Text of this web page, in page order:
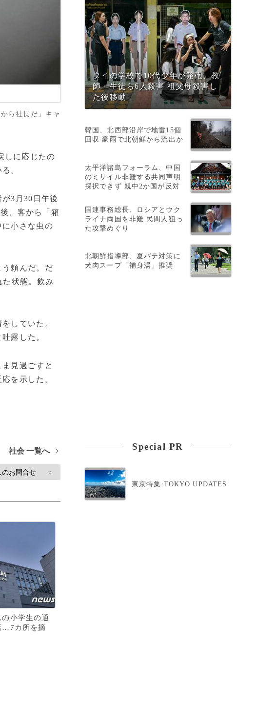
ら社長だ」キャ
しに応じたの
。
3月30日午後
、客から「箱
小さな虫の
頼んだ。だ
状態。飲み
していた。
露した。
見過ごすと
を示した。
社会 一覧へ >
のお問合せ >
小学生の通
…7カ所を摘
タイの学校で10代少年が発砲、教
師・生徒ら6人殺害 祖父母殺害し
た後移動
韓国、北西部沿岸で地雷15個
回収 豪雨で北朝鮮から流出か
太平洋諸島フォーラム、中国
のミサイル非難する共同声明
採択できず 親中2か国が反対
国連事務総長、ロシアとウク
ライナ両国を非難 民間人狙っ
た攻撃めぐり
北朝鮮指導部、夏バテ対策に
犬肉スープ「補身湯」推奨
Special PR
東京特集:TOKYO UPDATES